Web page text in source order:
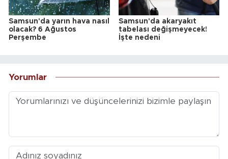
Samsun'da yarın hava nasıl
olacak? 6 Ağustos
Perşembe
Samsun'da akaryakıt
tabelası değişmeyecek!
İşte nedeni
Yorumlar